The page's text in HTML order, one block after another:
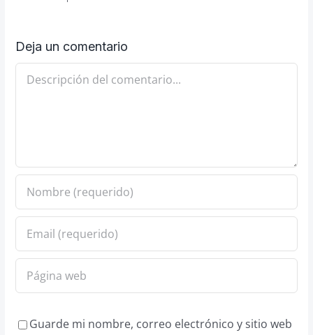
Deja un comentario
Comentario
Guarde mi nombre, correo electrónico y sitio web